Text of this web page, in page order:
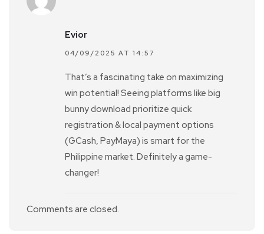
Evior
04/09/2025 AT 14:57
That’s a fascinating take on maximizing
win potential! Seeing platforms like big
bunny download prioritize quick
registration & local payment options
(GCash, PayMaya) is smart for the
Philippine market. Definitely a game-
changer!
Comments are closed.